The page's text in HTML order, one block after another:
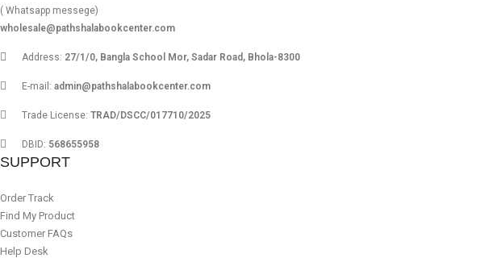
( Whatsapp messege)
wholesale@pathshalabookcenter.com
Address: 27/1/0, Bangla School Mor, Sadar Road, Bhola-8300
E-mail: admin@pathshalabookcenter.com
Trade License: TRAD/DSCC/017710/2025
DBID: 568655958
SUPPORT
Order Track
Find My Product
Customer FAQs
Help Desk